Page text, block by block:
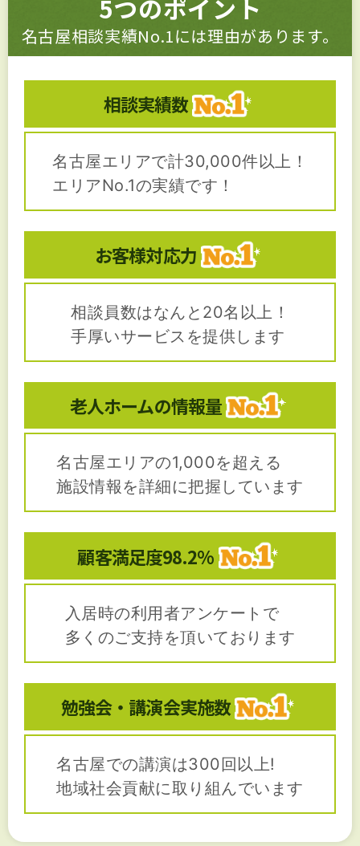
5つのポイント
名古屋相談実績No.1には理由があります。
相談実績数
名古屋エリアで計30,000件以上！
エリアNo.1の実績です！
お客様対応力
相談員数はなんと20名以上！
手厚いサービスを提供します
老人ホームの情報量
名古屋エリアの1,000を超える
施設情報を詳細に把握しています
顧客満足度98.2%
入居時の利用者アンケートで
多くのご支持を頂いております
勉強会・講演会実施数
名古屋での講演は300回以上!
地域社会貢献に取り組んでいます